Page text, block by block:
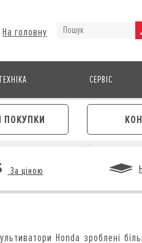
На головну
СЕРВІС
ПОКУПКИ
За ціною
Honda зроблені